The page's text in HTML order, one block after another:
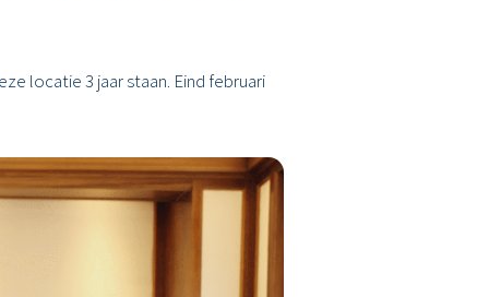
locatie 3 jaar staan. Eind februari